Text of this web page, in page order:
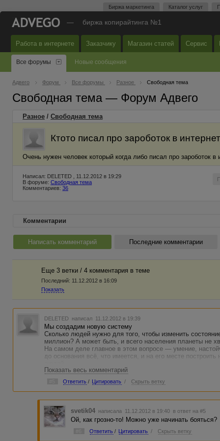
Биржа маркетинга Каталог услуг
— биржа копирайтинга №1
Работа в интернете Заказчику Магазин статей Сервис
Все форумы Новые сообщения
Адвего Форум Все форумы Разное Свободная тема
Свободная тема — Форум Адвего
Разное / Свободная тема
Ктото писал про зароботок в
Очень нужен человек который когда либо писал про зароботок в
Написал: DELETED , 11.12.2012 в 19:29
В форуме: Свободная тема
Комментариев: 36
Комментарии
Написать комментарий Последние комментарии
Еще 3 ветки / 4 комментария в темe
Последний: 11.12.2012 в 16:09
Показать
DELETED написал 11.12.2012 в 19:39
Мы создадим новую систему
Сколько людей нужно для того, чтобы изменить
миллион? А может быть, и всего населения планеты не
На самом деле главное в этом вопросе — умение,
до основания всё, что имеется, и на его месте
Нас всего 300, и вы о нас уже слышали. Мы - те самые
Форекс, заставляющего вкладывать в себя огромные
заработка.
Мы уже сообщали, что сотрём традиционные
Взамен мы дадим вам альтернативу — мир, в котором
зарабатывать, вопреки мнениям глав транснациональных
подобных им.
Не каждый осмелился бы построить новый валютный
занятие, которое требует определённых познаний в
стращать. Но бояться следует тем, кто окажется по ту
Показать весь комментарий
Ответить / Цитировать / Скрыть ветку
svetik04 написала 11.12.2012 в 19:40 в ответ на #5
Ой, как грозно-то! Можно уже начинать бояться?
Ответить / Цитировать / Скрыть ветку